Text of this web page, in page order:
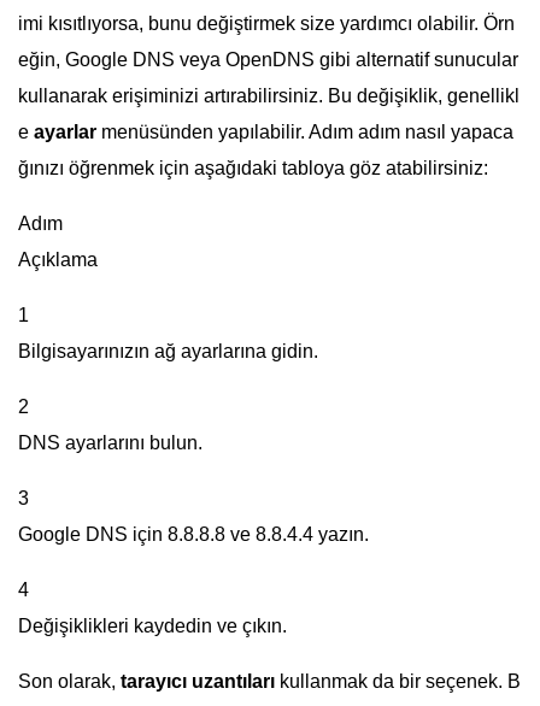
imi kısıtlıyorsa, bunu değiştirmek size yardımcı olabilir. Örn
eğin, Google DNS veya OpenDNS gibi alternatif sunucular
kullanarak erişiminizi artırabilirsiniz. Bu değişiklik, genellikl
e ayarlar menüsünden yapılabilir. Adım adım nasıl yapaca
ğınızı öğrenmek için aşağıdaki tabloya göz atabilirsiniz:
Adım
Açıklama
1
Bilgisayarınızın ağ ayarlarına gidin.
2
DNS ayarlarını bulun.
3
Google DNS için 8.8.8.8 ve 8.8.4.4 yazın.
4
Değişiklikleri kaydedin ve çıkın.
Son olarak, tarayıcı uzantıları kullanmak da bir seçenek. B